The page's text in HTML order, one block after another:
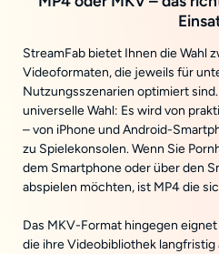
StreamFab bietet Ihnen die Wahl
Videoformaten, die jeweils für
Nutzungsszenarien optimiert
universelle Wahl: Es wird von
– von iPhone und Android-
zu Spielekonsolen. Wenn Sie
dem Smartphone oder über den
abspielen möchten, ist MP4 die
Das MKV-Format hingegen
die ihre Videobibliothek